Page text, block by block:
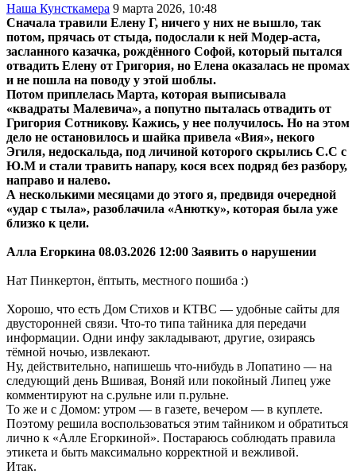
Наша Кунсткамера 9 марта 2026, 10:48
Сначала травили Елену Г, ничего у них не вышло, так
потом, прячась от стыда, подослали к ней Модер-аста,
засланного казачка, рождённого Софой, который пытался
отвадить Елену от Григория, но Елена оказалась не промах
и не пошла на поводу у этой шоблы.
Потом приплелась Марта, которая выписывала
«квадраты Малевича», а попутно пыталась отвадить от
Григория Сотникову. Кажись, у нее получилось. Но на этом
дело не остановилось и шайка привела «Вия», некого
Эгиля, недоскальда, под личиной которого скрылись С.С с
Ю.М и стали травить напару, кося всех подряд без разбору,
направо и налево.
А несколькими месяцами до этого я, предвидя очередной
«удар с тыла», разоблачила «Анютку», которая была уже
близко к цели.
Алла Егоркина 08.03.2026 12:00 Заявить о нарушении
Нат Пинкертон, ёптыть, местного пошиба :)
Хорошо, что есть Дом Стихов и КТВС — удобные сайты для
двусторонней связи. Что-то типа тайника для передачи
информации. Одни инфу закладывают, другие, озираясь
тёмной ночью, извлекают.
Ну, действительно, напишешь что-нибудь в Лопатино — на
следующий день Вшивая, Воняй или покойный Липец уже
комментируют на с.рульне или п.рульне.
То же и с Домом: утром — в газете, вечером — в куплете.
Поэтому решила воспользоваться этим тайником и обратиться
лично к «Алле Егоркиной». Постараюсь соблюдать правила
этикета и быть максимально корректной и вежливой.
Итак.